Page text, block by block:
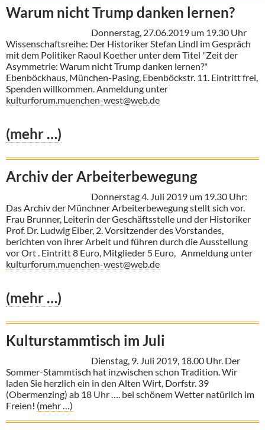
Warum nicht Trump danken lernen?
Donnerstag, 27.06.2019 um 19.30 Uhr
Wissenschaftsreihe: Der Historiker Stefan Lindl im Gespräch
mit dem Politiker Raoul Koether unter dem Titel "Zeit der
Asymmetrie: Warum nicht Trump danken lernen?"
Ebenböckhaus, München-Pasing, Ebenböckstr. 11. Eintritt frei,
Spenden willkommen. Anmeldung unter
kulturforum.muenchen-west@web.de
(mehr …)
Archiv der Arbeiterbewegung
Donnerstag 4. Juli 2019 um 19.30 Uhr:
Das Archiv der Münchner Arbeiterbewegung stellt sich vor.
Frau Brunner, Leiterin der Geschäftsstelle und der Historiker
Prof. Dr. Ludwig Eiber, 2. Vorsitzender des Vorstandes,
berichten von ihrer Arbeit und führen durch die Ausstellung
vor Ort . Eintritt 8 Euro, Mitglieder 5 Euro, Anmeldung unter
kulturforum.muenchen-west@web.de
(mehr …)
Kulturstammtisch im Juli
Dienstag, 9. Juli 2019, 18.00 Uhr. Der
Sommer-Stammtisch hat inzwischen schon Tradition. Wir
laden Sie herzlich ein in den Alten Wirt, Dorfstr. 39
(Obermenzing) ab 18 Uhr …. bei schönem Wetter natürlich im
Freien! (mehr …)